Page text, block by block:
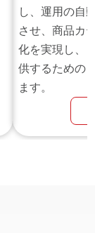
し、運用の自
させ、商品カ
化を実現し、
供するための
ます。